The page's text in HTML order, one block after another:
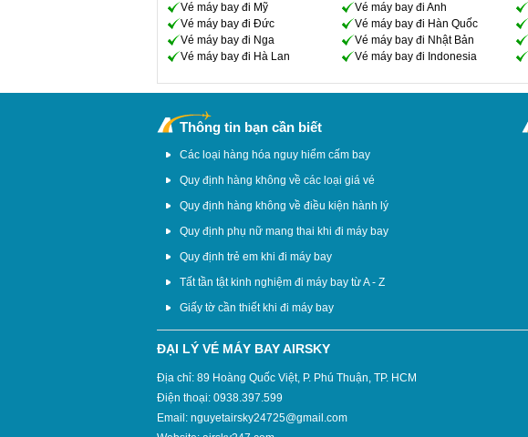
Vé máy bay đi Mỹ Vé máy bay đi Anh
Vé máy bay đi Đức
Vé máy bay đi Hàn Quốc
Vé máy bay đi Nga
Vé máy bay đi Nhật Bản
Vé máy bay đi Hà Lan
Vé máy bay đi Indonesia
Thông tin bạn cần biết
Các loại hàng hóa nguy hiểm cấm bay
Quy định hàng không về các loại giá vé
Quy định hàng không về điều kiện hành lý
Quy định phụ nữ mang thai khi đi máy bay
Quy định trẻ em khi đi máy bay
Tất tần tật kinh nghiệm đi máy bay từ A - Z
Giấy tờ cần thiết khi đi máy bay
ĐẠI LÝ VÉ MÁY BAY AIRSKY
Địa chỉ: 89 Hoàng Quốc Việt, P. Phú Thuận, TP. HCM
Điện thoại: 0938.397.599
Email: nguyetairsky24725@gmail.com